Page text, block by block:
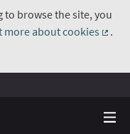
to browse the site, you
more about cookies
.